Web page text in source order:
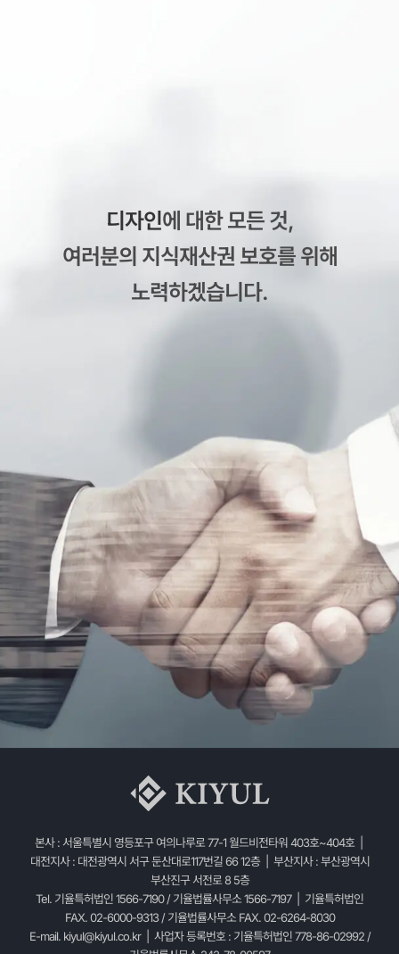
디자인에 대한 모든 것,
여러분의 지식재산권 보호를 위해
노력하겠습니다.
본사 : 서울특별시 영등포구 여의나루로 77-1 월드비전타워 403호~404호 |
대전지사 : 대전광역시 서구 둔산대로117번길 66 12층 | 부산지사 : 부산광역시
부산진구 서전로 8 5층
Tel. 기율특허법인 1566-7190 / 기율법률사무소 1566-7197 | 기율특허법인
FAX. 02-6000-9313 / 기율법률사무소 FAX. 02-6264-8030
E-mail. kiyul@kiyul.co.kr| 사업자 등록번호 : 기율특허법인 778-86-02992 /